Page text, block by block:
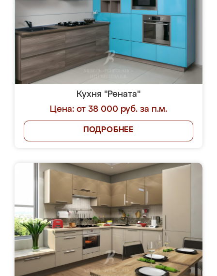
Кухня "Рената"
Цена: от 38 000 руб. за п.м.
ПОДРОБНЕЕ